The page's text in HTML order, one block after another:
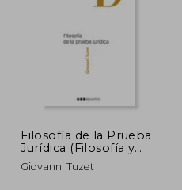
45%
dcto.
Filosofía de la Prueba
Jurídica (Filosofía y
Derecho)
Giovanni Tuzet